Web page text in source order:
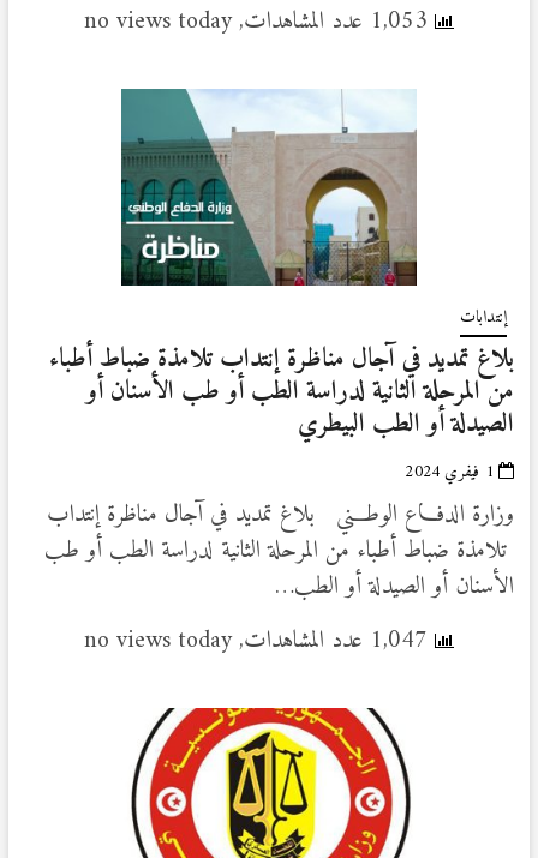
1,053 عدد المشاهدات, no views today
إنتدابات
بلاغ تمديد في آجال مناظرة إنتداب تلامذة ضباط أطباء
من المرحلة الثانية لدراسة الطب أو طب الأسنان أو
الصيدلة أو الطب البيطري
1 فيفري 2024
وزارة الدفـــاع الوطـــني بلاغ تمديد في آجال مناظرة إنتداب
تلامذة ضباط أطباء من المرحلة الثانية لدراسة الطب أو طب
الأسنان أو الصيدلة أو الطب…
1,047 عدد المشاهدات, no views today